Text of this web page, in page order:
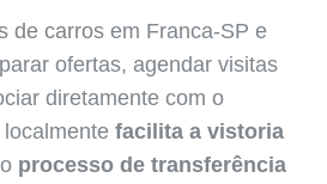
de carros em Franca-SP e
ofertas, agendar visitas
diretamente com o
facilita a vistoria
processo de transferência